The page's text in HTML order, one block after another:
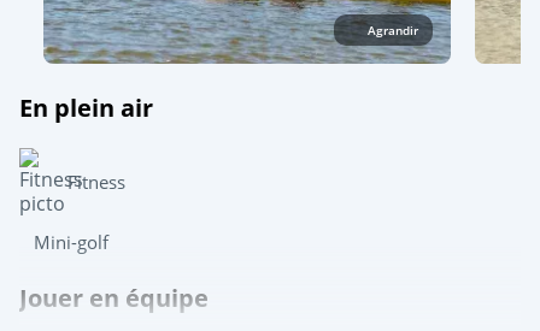
Agrandir
En plein air
Fitness
Mini-golf
Jouer en équipe